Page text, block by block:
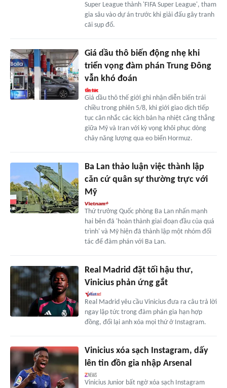
Super League thành 'FIFA Super League', tham
gia sâu vào dự án trước khi giải đấu gây tranh
cãi sụp đổ.
Giá dầu thô biến động nhẹ khi
triển vọng đàm phán Trung Đông
vẫn khó đoán
Giá dầu thô thế giới ghi nhận diễn biến trái
chiều trong phiên 5/8, khi giới giao dịch tiếp
tục cân nhắc các kịch bản hạ nhiệt căng thẳng
giữa Mỹ và Iran với kỳ vọng khôi phục dòng
chảy năng lượng qua eo biển Hormuz.
Ba Lan thảo luận việc thành lập
căn cứ quân sự thường trực với
Mỹ
Thứ trưởng Quốc phòng Ba Lan nhấn mạnh
hai bên đã 'hoàn thành giai đoạn đầu của quá
trình' và Mỹ hiện đã thành lập một nhóm đối
tác để đàm phán với Ba Lan.
Real Madrid đặt tối hậu thư,
Vinicius phản ứng gắt
Real Madrid yêu cầu Vinicius đưa ra câu trả lời
ngay lập tức trong đàm phán gia hạn hợp
đồng, đổi lại anh xóa mọi thứ ở Instagram.
Vinicius xóa sạch Instagram, dấy
lên tin đồn gia nhập Arsenal
Vinicius Junior bất ngờ xóa sạch Instagram